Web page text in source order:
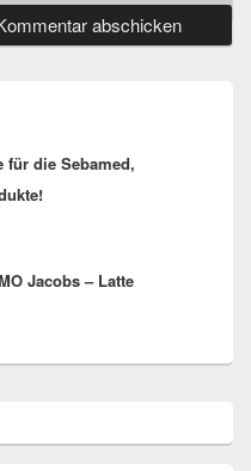
für die Sebamed,
Jacobs – Latte